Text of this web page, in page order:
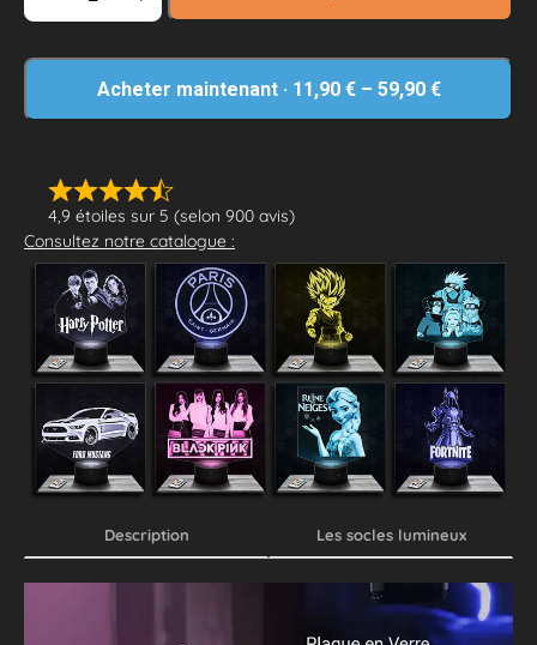
4,9 étoiles sur 5 (selon 900 avis)
Consultez notre catalogue :
Acheter maintenant · 11,90 €– 59,90 €
Description Les socles lumineux